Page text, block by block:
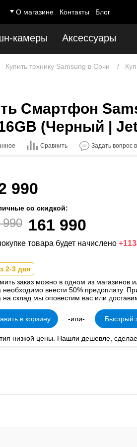
О магазине Контакты Блог
камеры Аксессуары
Купить технику Samsung в Сочи
Смартфон
(Черный |
Сравнить Задать вопрос
990
со скидкой:
990 161 990
товара будет начислено
2-3 дня
заказ можно в одном из магазинов
необходимо внести 50% предоплату.
на склад мы оповестим вас или
в корзину -или- Быстрый
низкой цены. Нашли дешевле,